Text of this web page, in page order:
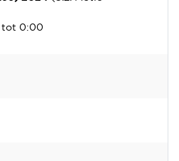
tot 0:00